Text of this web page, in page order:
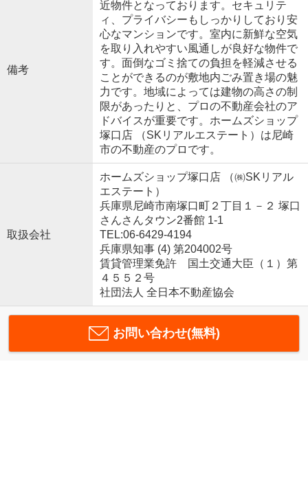
備考
近物件となっております。セキュリテ
ィ、プライバシーもしっかりしており安
心なマンションです。室内に新鮮な空気
を取り入れやすい風通しが良好な物件で
す。面倒なゴミ捨ての負担を軽減させる
ことができるのが敷地内ごみ置き場の魅
力です。地域によっては建物の高さの制
限があったりと、プロの不動産会社のア
ドバイスが重要です。ホームズショップ
塚口店 （SKリアルエステート）は尼崎
市の不動産のプロです。
取扱会社
ホームズショップ塚口店 （㈱SKリアル
エステート）
兵庫県尼崎市南塚口町２丁目１－２ 塚口
さんさんタウン2番館 1-1
TEL:06-6429-4194
兵庫県知事 (4) 第204002号
賃貸管理業免許 国土交通大臣（１）第
４５５２号
社団法人 全日本不動産協会
お問い合わせ(無料)